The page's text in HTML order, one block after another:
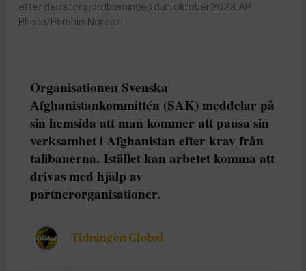
efter den stora jordbävningen där i oktober 2023. AP
Photo/Ebrahim Noroozi
Organisationen Svenska
Afghanistankommittén (SAK) meddelar på
sin hemsida att man kommer att pausa sin
verksamhet i Afghanistan efter krav från
talibanerna. Istället kan arbetet komma att
drivas med hjälp av
partnerorganisationer.
Tidningen Global